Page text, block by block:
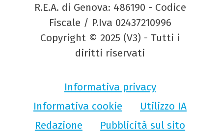
R.E.A. di Genova: 486190 - Codice
Fiscale / P.Iva 02437210996
Copyright © 2025 (V3) - Tutti i
diritti riservati
Informativa privacy
Informativa cookie
Utilizzo IA
Redazione
Pubblicità sul sito